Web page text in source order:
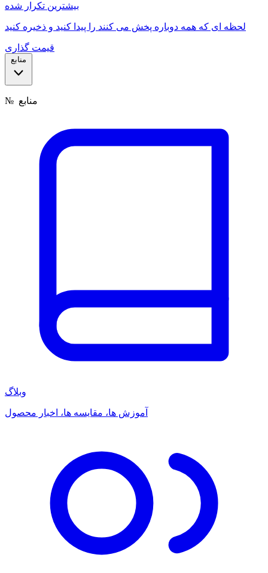
بیشترین تکرار شده
لحظه ای که همه دوباره پخش می کنند را پیدا کنید و ذخیره کنید
قیمت گذاری
منابع
№ منابع
وبلاگ
آموزش ها، مقایسه ها، اخبار محصول